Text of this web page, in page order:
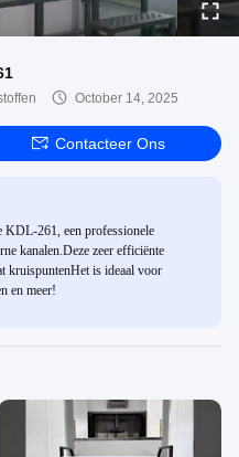
October 14, 2025
Contacteer Ons
261, een professionele
kanalen.Deze zeer efficiënte
kruispuntenHet is ideaal voor
en meer!